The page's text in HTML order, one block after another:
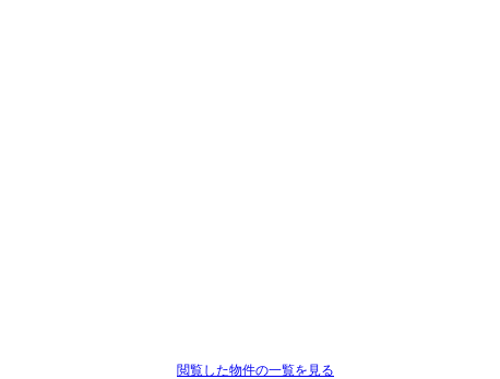
閲覧した物件の一覧を見る